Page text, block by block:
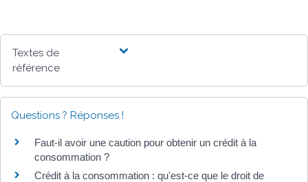
Textes de
référence
Questions ? Réponses !
Faut-il avoir une caution pour obtenir un crédit à la
consommation ?
Crédit à la consommation : qu'est-ce que le droit de